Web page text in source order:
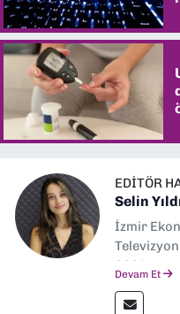
EDITÖR
Selin
İzmir
2024
editörlük
Devam Et